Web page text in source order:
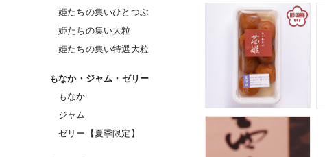
姫たちの集いひとつぶ
姫たちの集い大粒
姫たちの集い特選大粒
もなか・ジャム・ゼリー
もなか
ジャム
ゼリー【夏季限定】